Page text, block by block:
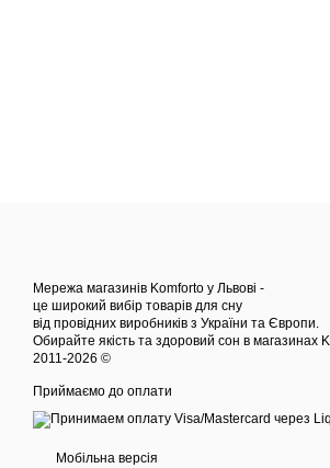
Мережа магазинів Komforto у Львові -
це широкий вибір товарів для сну
від провідних виробників з України та Європи.
Обирайте якість та здоровий сон в магазинах
2011-2026 ©
Приймаємо до оплати
Мобільна версія